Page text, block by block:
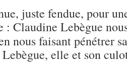
juste fendue, pour
: Claudine Lebègue
nous faisant pénétrer
elle et son